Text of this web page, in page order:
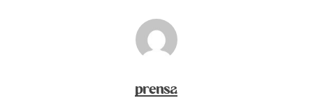
prensa